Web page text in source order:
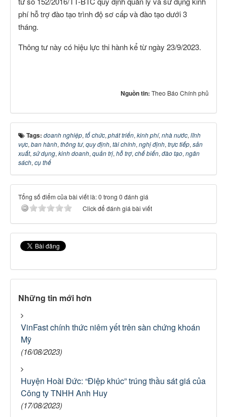
phí hỗ trợ đào tạo trình độ sơ cấp và đào tạo dưới 3
tháng.
Thông tư này có hiệu lực thi hành kể từ ngày 23/9/2023.
Nguồn tin: Theo Báo Chính phủ
Tags: doanh nghiệp, tổ chức, phát triển, kinh phí, nhà nước, lĩnh
vực, ban hành, thông tư, quy định, tài chính, nghị định, trực tiếp, sản
xuất, sử dụng, kinh doanh, quản trị, hỗ trợ, chế biến, đào tạo, ngân
sách, cụ thể
Tổng số điểm của bài viết là: 0 trong 0 đánh giá
Click để đánh giá bài viết
Những tin mới hơn
VinFast chính thức niêm yết trên sàn chứng khoán
Mỹ
(16/08/2023)
Huyện Hoài Đức: “Điệp khúc” trúng thầu sát giá của
Công ty TNHH Anh Huy
(17/08/2023)